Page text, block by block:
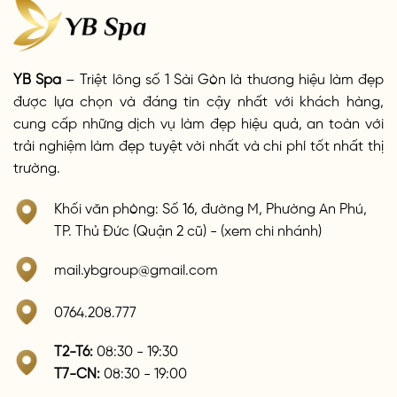
YB Spa – Triệt lông số 1 Sài Gòn là thương hiệu làm đẹp
được lựa chọn và đáng tin cậy nhất với khách hàng,
cung cấp những dịch vụ làm đẹp hiệu quả, an toàn với
trải nghiệm làm đẹp tuyệt vời nhất và chi phí tốt nhất thị
trường.
Khối văn phòng: Số 16, đường M, Phường An Phú,
TP. Thủ Đức (Quận 2 cũ) - (xem chi nhánh)
mail.ybgroup@gmail.com
0764.208.777
T2-T6: 08:30 - 19:30
T7-CN: 08:30 - 19:00